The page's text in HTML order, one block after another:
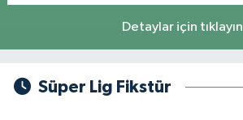
Detaylar için tıklayın
Süper Lig Fikstür